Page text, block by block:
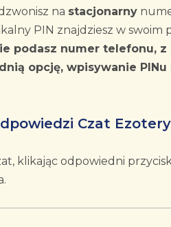
na stacjonarny
PIN znajdziesz w
podasz numer telefonu,
opcję, wpisywanie
Czat
klikając odpowiedni